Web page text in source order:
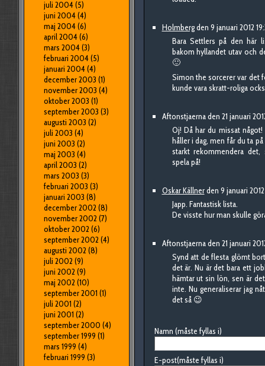
juli 2004(5)
juni 2004(4)
maj 2004(6)
april 2004(6)
mars 2004(3)
februari 2004(5)
januari 2004(4)
december 2003 (1)
november 2003 (4)
oktober 2003 (1)
september 2003 (3)
augusti 2003 (2)
juli 2003 (4)
juni 2003 (2)
maj 2003 (4)
april 2003 (2)
mars 2003 (3)
februari 2003 (3)
januari 2003 (8)
december 2002 (8)
november 2002 (7)
oktober 2002 (6)
september 2002 (4)
augusti 2002 (8)
juli 2002 (9)
juni 2002 (9)
maj 2002 (10)
september 2001 (1)
juli 2001 (2)
juni 2001 (2)
september 2000 (4)
september 1999 (1)
mars 1999 (4)
februari 1999 (3)
Holmbergden 9 januari 2012
Bara Settlers på den här
bakom hyllandet utav och
🙂
Simon the sorcerer var det
kunde vara skratt-roliga
Aftonstjaerna den 21 januari
Oj! Då har du missat
håller i dag, men får du ta
starkt rekommendera
spela på!
Oskar Källnerden 9 januari 2012
Japp. Fantastisk lista.
De visste hur man skulle
Aftonstjaerna den 21 januari
Synd att de flesta glömt
det är. Nu är det bara ett
hämtar ut sin lön, sen är
inte. Nu generaliserar jag
det så 😉
Namn (måste fyllas i)
E-post(måste fyllas i)